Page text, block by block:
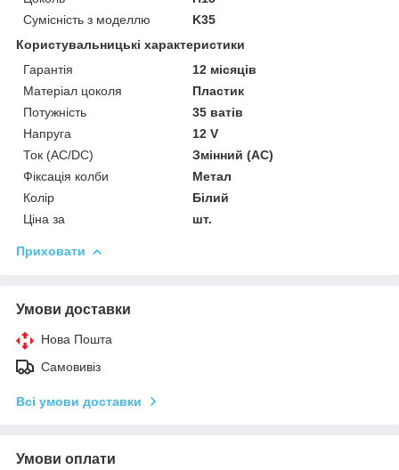
Сумісність з моделлю
K35
Користувальницькі характеристики
Гарантія
12 місяців
Матеріал цоколя
Пластик
Потужність
35 ватів
Напруга
12 V
Ток (AC/DC)
Змінний (AC)
Фіксація колби
Метал
Колір
Білий
Ціна за
шт.
Приховати
Умови доставки
Нова Пошта
Самовивіз
Всі умови доставки
Умови оплати